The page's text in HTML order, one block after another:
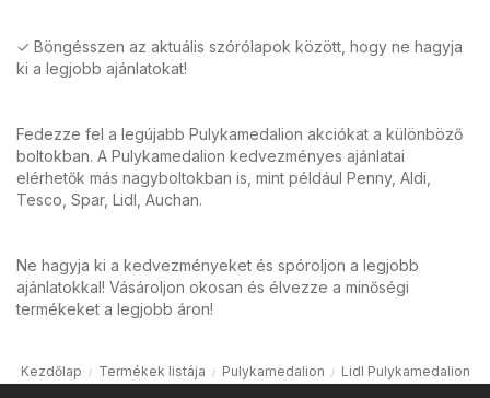
✓ Böngésszen az aktuális szórólapok között, hogy ne hagyja
ki a legjobb ajánlatokat!
Fedezze fel a legújabb Pulykamedalion akciókat a különböző
boltokban. A Pulykamedalion kedvezményes ajánlatai
elérhetők más nagyboltokban is, mint például Penny, Aldi,
Tesco, Spar, Lidl, Auchan.
Ne hagyja ki a kedvezményeket és spóroljon a legjobb
ajánlatokkal! Vásároljon okosan és élvezze a minőségi
termékeket a legjobb áron!
Kezdőlap Termékek listája Pulykamedalion Lidl Pulykamedalion